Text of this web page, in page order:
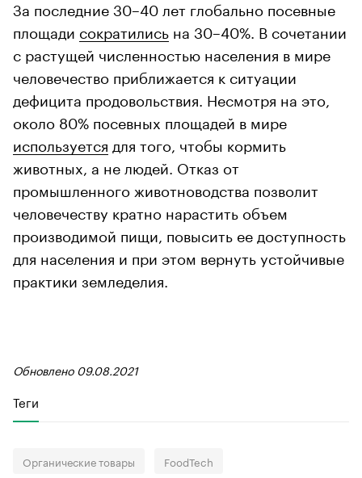
За последние 30–40 лет глобально посевные
площади сократились на 30–40%. В сочетании
с растущей численностью населения в мире
человечество приближается к ситуации
дефицита продовольствия. Несмотря на это,
около 80% посевных площадей в мире
используется для того, чтобы кормить
животных, а не людей. Отказ от
промышленного животноводства позволит
человечеству кратно нарастить объем
производимой пищи, повысить ее доступность
для населения и при этом вернуть устойчивые
практики земледелия.
Обновлено 09.08.2021
Теги
Органические товары FoodTech